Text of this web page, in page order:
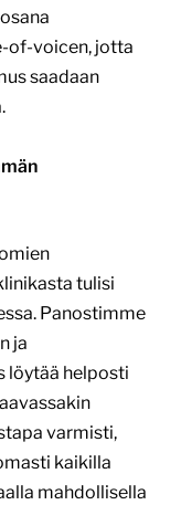
of-voicen, jotta
saadaan
tulisi
Panostimme
ja
löytää helposti
varmisti,
kaikilla
mahdollisella